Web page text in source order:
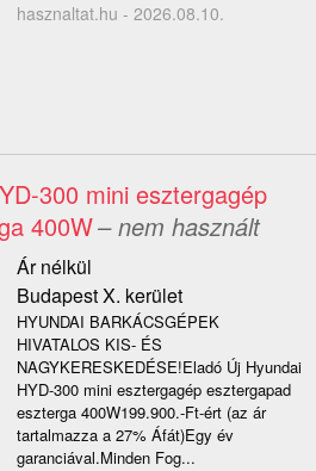
hasznaltat.hu - 2026.08.10.
300 mini esztergagép
400W– nem használt
Ár nélkül
Budapest X. kerület
HYUNDAI BARKÁCSGÉPEK
HIVATALOS KIS- ÉS
NAGYKERESKEDÉSE!Eladó Új Hyundai
HYD-300 mini esztergagép esztergapad
eszterga 400W199.900.-Ft-ért (az ár
tartalmazza a 27% Áfát)Egy év
garanciával.Minden Fog...